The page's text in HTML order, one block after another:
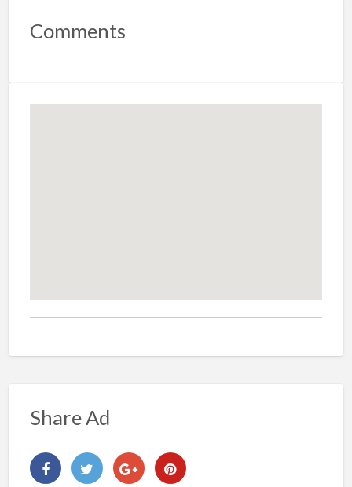
Comments
Share Ad